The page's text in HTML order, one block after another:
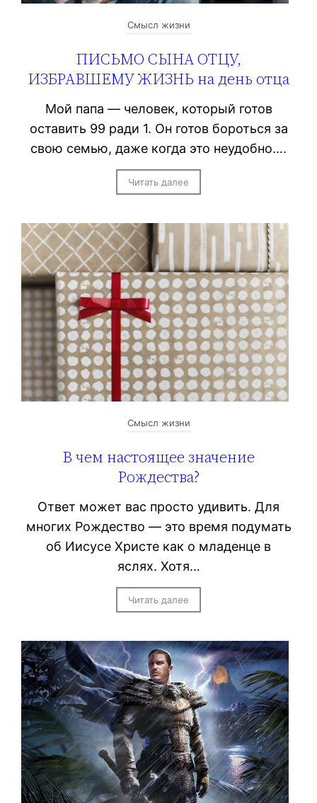
Смысл жизни
ПИСЬМО СЫНА ОТЦУ,
ИЗБРАВШЕМУ ЖИЗНЬ на день отца
Мой папа — человек, который готов
оставить 99 ради 1. Он готов бороться за
свою семью, даже когда это неудобно….
Читать далее
Смысл жизни
В чем настоящее значение
Рождества?
Ответ может вас просто удивить. Для
многих Рождество — это время подумать
об Иисусе Христе как о младенце в
яслях. Хотя…
Читать далее